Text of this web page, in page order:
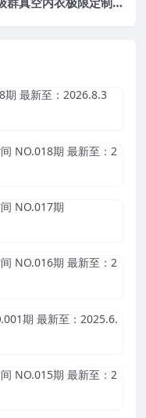
最新至：2026.8.3
NO.018期 最新至：2
NO.017期
NO.016期 最新至：2
期 最新至：2025.6.
NO.015期 最新至：2